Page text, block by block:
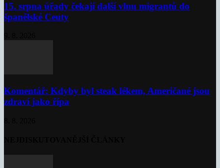
15. srpna úřady čekají další vlnu migrantů do
španělské Ceuty
Komentář: Kdyby byl steak lékem, Američané jsou
zdraví jako řípa